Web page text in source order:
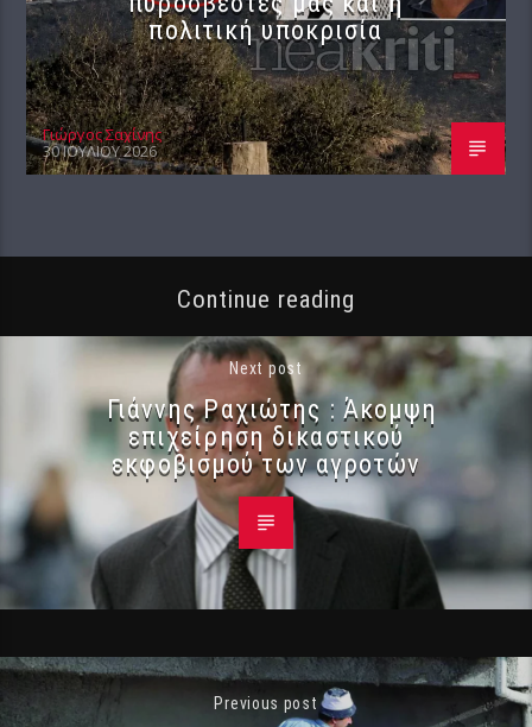
πολιτική υποκρισία
Γιώργος Σαχίνης
30 ΙΟΥΛΊΟΥ 2026
Continue reading
Next post
Γιάννης Ραχιώτης : Άκομψη
επιχείρηση δικαστικού
εκφοβισμού των αγροτών
Previous post